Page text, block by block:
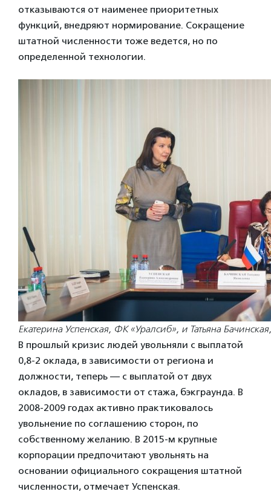
отказываются от наименее приоритетных
функций, внедряют нормирование. Сокращение
штатной численности тоже ведется, но по
определенной технологии.
Екатерина Успенская, ФК «Уралсиб», и Татьяна
В прошлый кризис людей увольняли с выплатой
0,8-2 оклада, в зависимости от региона и
должности, теперь — с выплатой от двух
окладов, в зависимости от стажа, бэкграунда. В
2008-2009 годах активно практиковалось
увольнение по соглашению сторон, по
собственному желанию. В 2015-м крупные
корпорации предпочитают увольнять на
основании официального сокращения штатной
численности, отмечает Успенская.